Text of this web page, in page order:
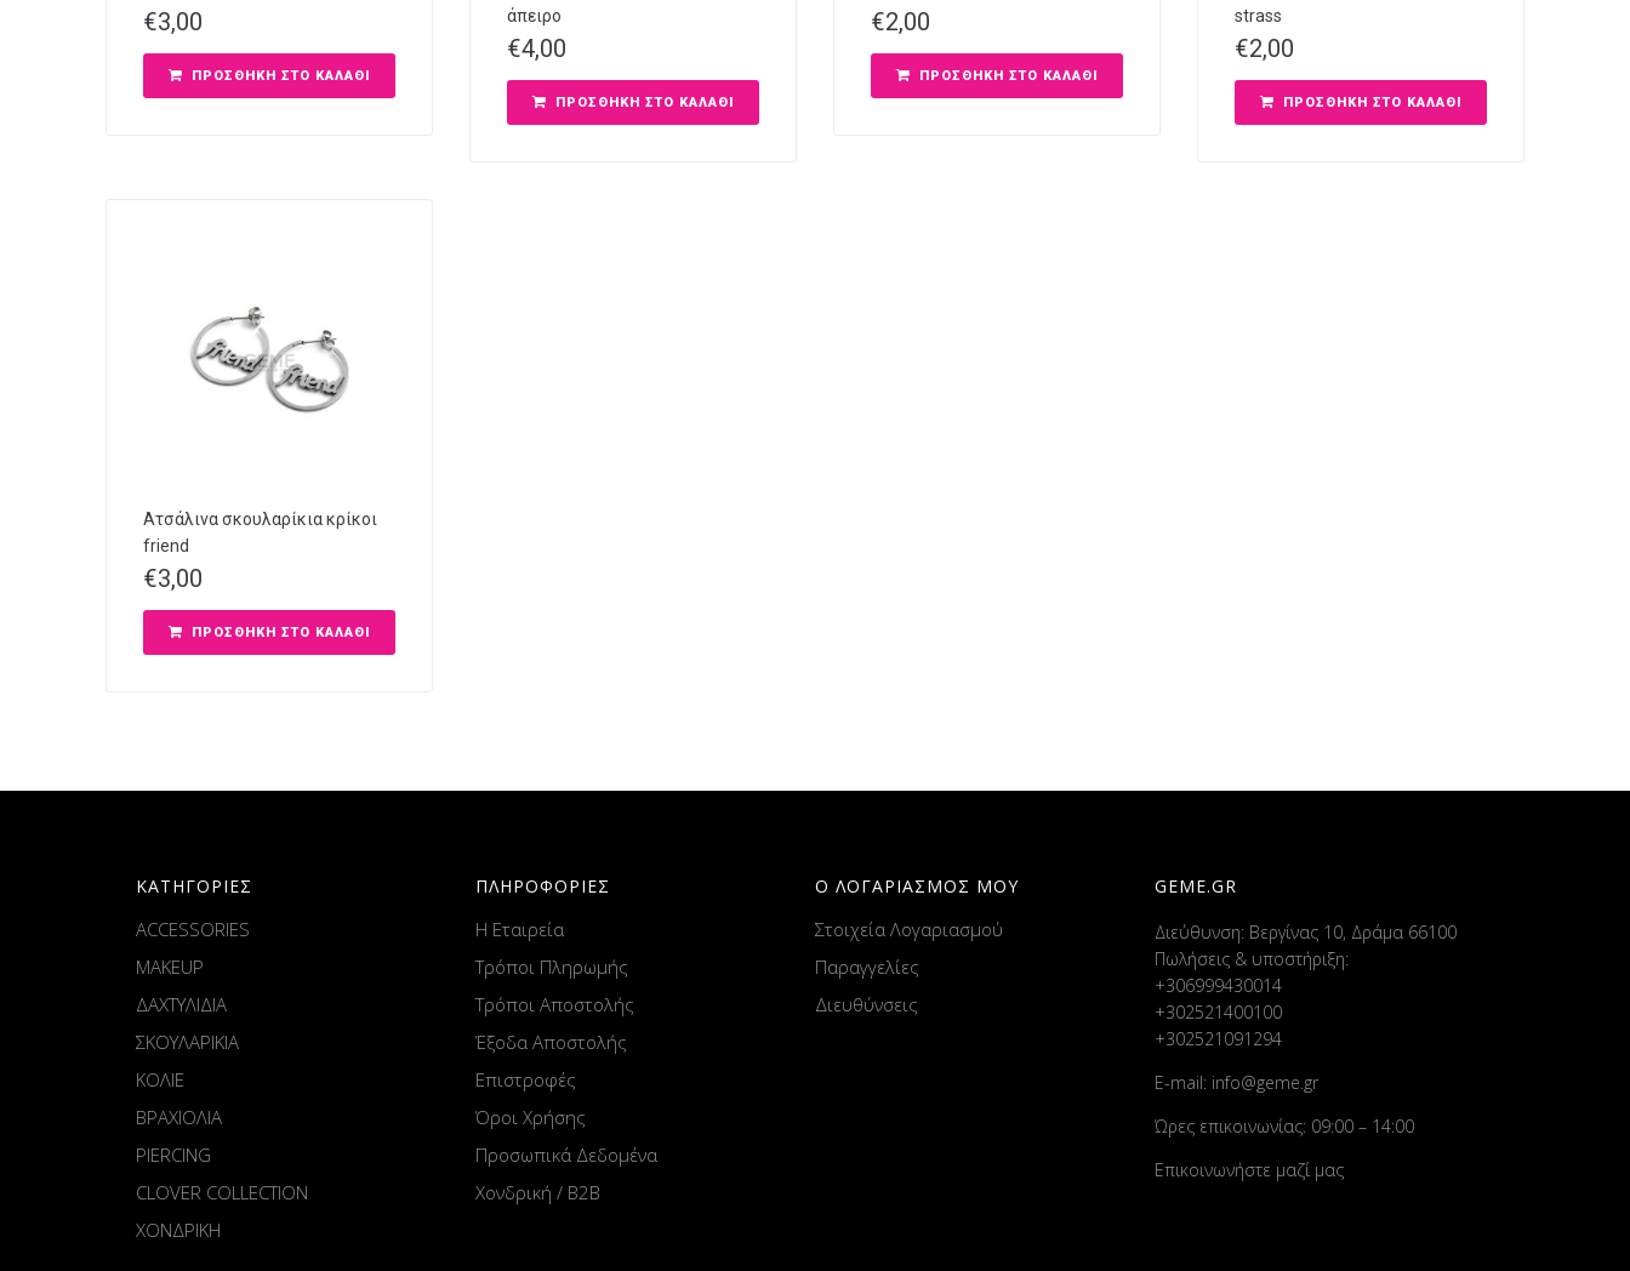
€3,00
ΠΡΟΣΘΉΚΗ ΣΤΟ ΚΑΛΆΘΙ
άπειρο
€4,00
ΠΡΟΣΘΉΚΗ ΣΤΟ ΚΑΛΆΘΙ
€2,00
ΠΡΟΣΘΉΚΗ ΣΤΟ ΚΑΛΆΘΙ
strass
€2,00
ΠΡΟΣΘΉΚΗ ΣΤΟ ΚΑΛΆΘΙ
Ατσάλινα σκουλαρίκια κρίκοι
friend
€3,00
ΠΡΟΣΘΉΚΗ ΣΤΟ ΚΑΛΆΘΙ
ΚΑΤΗΓΟΡΙΕΣ
ACCESSORIES
MAKEUP
ΔΑΧΤΥΛΙΔΙΑ
ΣΚΟΥΛΑΡΙΚΙΑ
ΚΟΛΙΕ
ΒΡΑΧΙΟΛΙΑ
PIERCING
CLOVER COLLECTION
ΧΟΝΔΡΙΚΗ
ΠΛΗΡΟΦΟΡΙΕΣ
Η Εταιρεία
Τρόποι Πληρωμής
Τρόποι Αποστολής
Έξοδα Αποστολής
Επιστροφές
Όροι Χρήσης
Προσωπικά Δεδομένα
Χονδρική / B2B
Ο ΛΟΓΑΡΙΑΣΜΟΣ ΜΟΥ
Στοιχεία Λογαριασμού
Παραγγελίες
Διευθύνσεις
GEME.GR
Διεύθυνση: Βεργίνας 10, Δράμα 66100
Πωλήσεις & υποστήριξη:
+306999430014
+302521400100
+302521091294
E-mail: info@geme.gr
Ώρες επικοινωνίας: 09:00 – 14:00
Επικοινωνήστε μαζί μας